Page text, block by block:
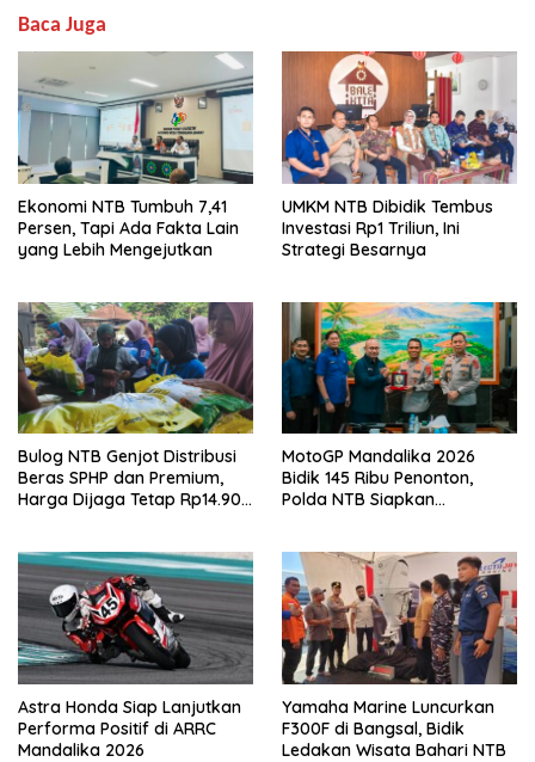
Baca Juga
Ekonomi NTB Tumbuh 7,41
Persen, Tapi Ada Fakta Lain
yang Lebih Mengejutkan
UMKM NTB Dibidik Tembus
Investasi Rp1 Triliun, Ini
Strategi Besarnya
Bulog NTB Genjot Distribusi
Beras SPHP dan Premium,
Harga Dijaga Tetap Rp14.900
MotoGP Mandalika 2026
Bidik 145 Ribu Penonton,
Polda NTB Siapkan
Astra Honda Siap Lanjutkan
Performa Positif di ARRC
Mandalika 2026
Yamaha Marine Luncurkan
F300F di Bangsal, Bidik
Ledakan Wisata Bahari NTB